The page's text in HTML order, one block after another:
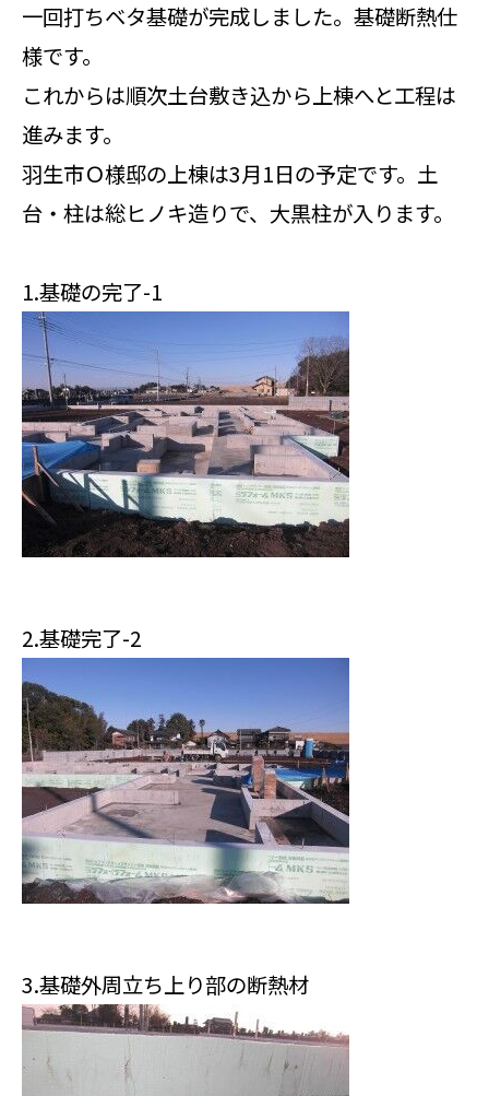
一回打ちベタ基礎が完成しました。基礎断熱仕
様です。
これからは順次土台敷き込から上棟へと工程は
進みます。
羽生市Ｏ様邸の上棟は3月1日の予定です。土
台・柱は総ヒノキ造りで、大黒柱が入ります。
1.基礎の完了-1
2.基礎完了-2
3.基礎外周立ち上り部の断熱材